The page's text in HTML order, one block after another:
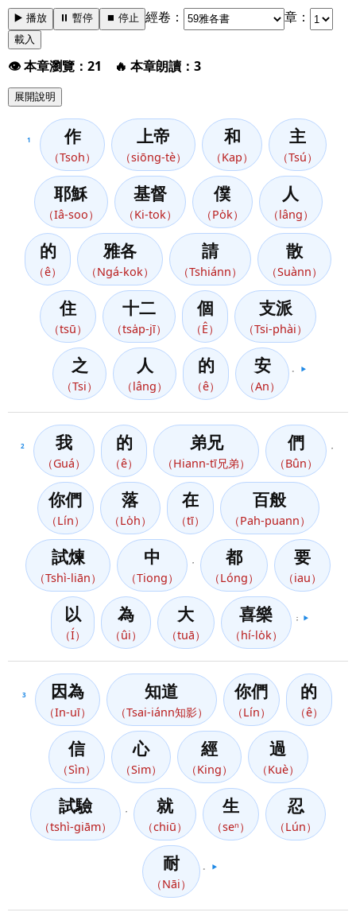
▶️ 播放 ⏸️ 暫停 ⏹️ 停止 經卷： 章：
載入
👁️ 本章瀏覽：21 🔥 本章朗讀：3
展開說明
1 作
（Tsoh）
上帝
（siōng-tè）
和
（Kap）
主
（Tsú）
耶穌
（Iâ-soo）
基督
（Ki-tok）
僕
（Po̍k）
人
（lâng）
的
（ê）
雅各
（Ngá-kok）
請
（Tshiánn）
散
（Suànn）
住
（tsū）
十二
（tsa̍p-jī）
個
（Ê）
支派
（Tsi-phài）
之
（Tsi）
人
（lâng）
的
（ê）
安
（An）
▶️
2 我
（Guá）
的
（ê）
弟兄
（Hiann-tī兄弟）
們
（Bûn）
你們
（Lín）
落
（Lo̍h）
在
（tī）
百般
（Pah-puann）
試煉
（Tshì-liān）
中
（Tiong）
都
（Lóng）
要
（iau）
以
（Í）
為
（ûi）
大
（tuā）
喜樂
（hí-lo̍k）
； ▶️
3 因為
（In-uī）
知道
（Tsai-iánn知影）
你們
（Lín）
的
（ê）
信
（Sìn）
心
（Sim）
經
（King）
過
（Kuè）
試驗
（tshì-giām）
就
（chiū）
生
（seⁿ）
忍
（Lún）
耐
（Nāi）
▶️